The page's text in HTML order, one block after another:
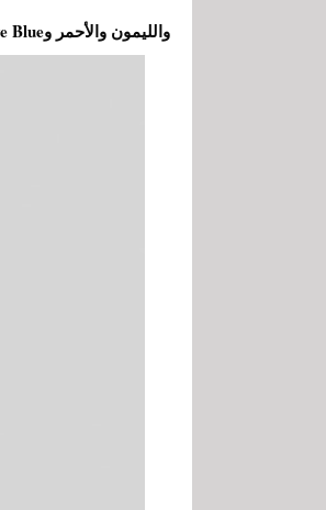
والليمون والأحمر وSkye Blue.